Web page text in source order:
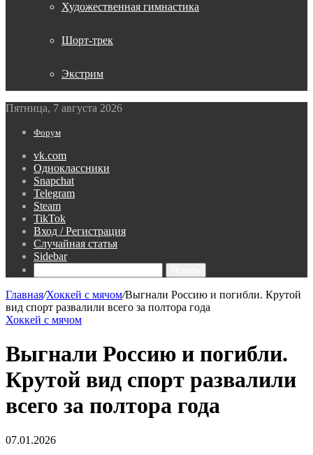
Художественная гимнастика
Шорт-трек
Экстрим
Пятница, 7 августа 2026
Форум
vk.com
Одноклассники
Snapchat
Telegram
Steam
TikTok
Вход / Регистрация
Случайная статья
Sidebar
Главная/Хоккей с мячом/Выгнали Россию и погибли. Крутой
вид спорт развалили всего за полтора года
Хоккей с мячом
Выгнали Россию и погибли.
Крутой вид спорт развалили
всего за полтора года
07.01.2026